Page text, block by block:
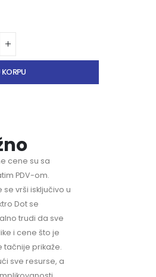
cene su sa
PDV-om.
se vrši isključivo u
Dot se
trudi da sve
i cene što je
tačnije prikaže.
sve resurse, a